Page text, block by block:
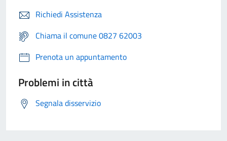
Richiedi Assistenza
Chiama il comune 0827 62003
Prenota un appuntamento
Problemi in città
Segnala disservizio